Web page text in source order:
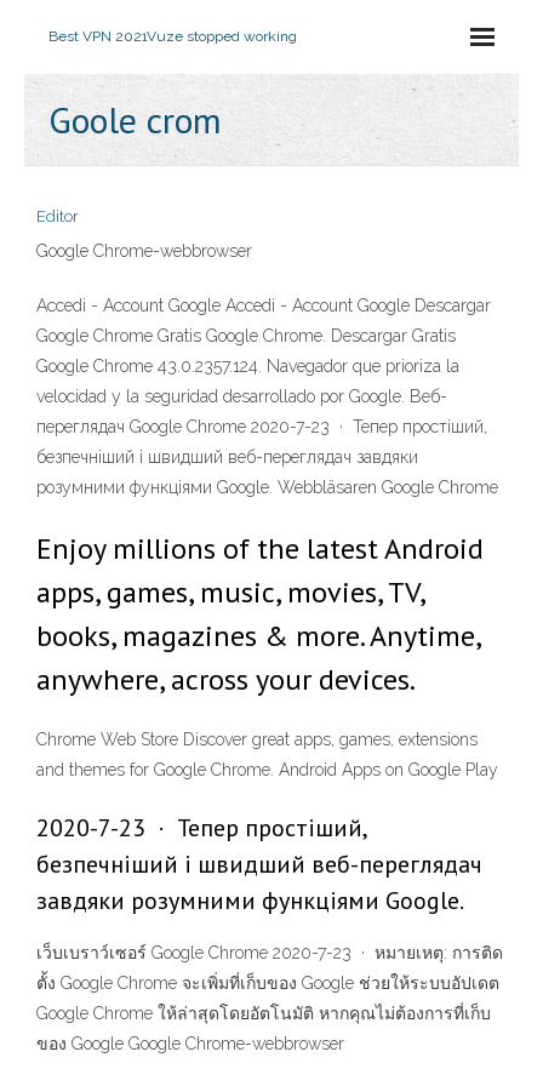
Best VPN 2021Vuze stopped working
Goole crom
Editor
Google Chrome-webbrowser
Accedi - Account Google Accedi - Account Google Descargar
Google Chrome Gratis Google Chrome. Descargar Gratis
Google Chrome 43.0.2357.124. Navegador que prioriza la
velocidad y la seguridad desarrollado por Google. Веб-
переглядач Google Chrome 2020-7-23 · Тепер простіший,
безпечніший і швидший веб-переглядач завдяки
розумними функціями Google. Webbläsaren Google Chrome
Enjoy millions of the latest Android
apps, games, music, movies, TV,
books, magazines & more. Anytime,
anywhere, across your devices.
Chrome Web Store Discover great apps, games, extensions
and themes for Google Chrome. Android Apps on Google Play
2020-7-23 · Тепер простіший,
безпечніший і швидший веб-переглядач
завдяки розумними функціями Google.
เว็บเบราว์เซอร์ Google Chrome 2020-7-23 · หมายเหตุ: การติด
ตั้ง Google Chrome จะเพิ่มที่เก็บของ Google ช่วยให้ระบบอัปเดต
Google Chrome ให้ล่าสุดโดยอัตโนมัติ หากคุณไม่ต้องการที่เก็บ
ของ Google Google Chrome-webbrowser